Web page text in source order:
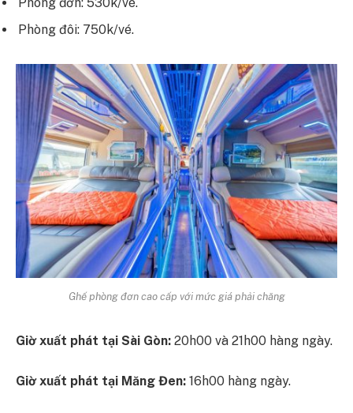
Phòng đôi: 750k/vé.
Ghế phòng đơn cao cấp với mức giá phải chăng
Giờ xuất phát tại Sài Gòn: 20h00 và 21h00 hàng ngày.
Giờ xuất phát tại Măng Đen: 16h00 hàng ngày.